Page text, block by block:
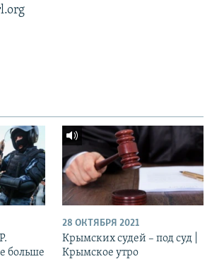
больше
28 ОКТЯБРЯ 2021
Крымских судей – под суд |
Крымское утро